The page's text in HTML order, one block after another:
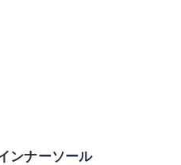
ンナーソール